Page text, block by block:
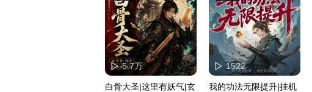
5.7万
白骨大圣|这里有妖气|玄
1522
我的功法无限提升|挂机